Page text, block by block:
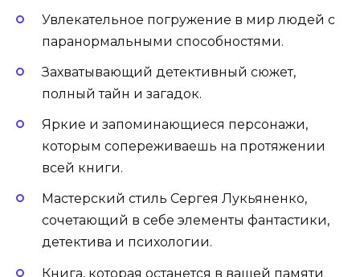
Увлекательное погружение в мир людей с
паранормальными способностями.
Захватывающий детективный сюжет,
полный тайн и загадок.
Яркие и запоминающиеся персонажи,
которым сопереживаешь на протяжении
всей книги.
Мастерский стиль Сергея Лукьяненко,
сочетающий в себе элементы фантастики,
детектива и психологии.
Книга, которая останется в вашей памяти